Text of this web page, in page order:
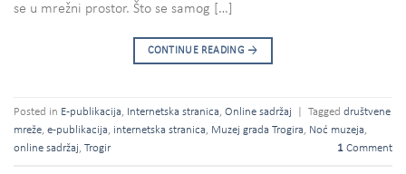
se u mrežni prostor. Što se samog […]
CONTINUE READING →
Posted in E-publikacija, Internetska stranica, Online sadržaj Tagged društvene
mreže, e-publikacija, internetska stranica, Muzej grada Trogira, Noć muzeja,
online sadržaj, Trogir 1 Comment